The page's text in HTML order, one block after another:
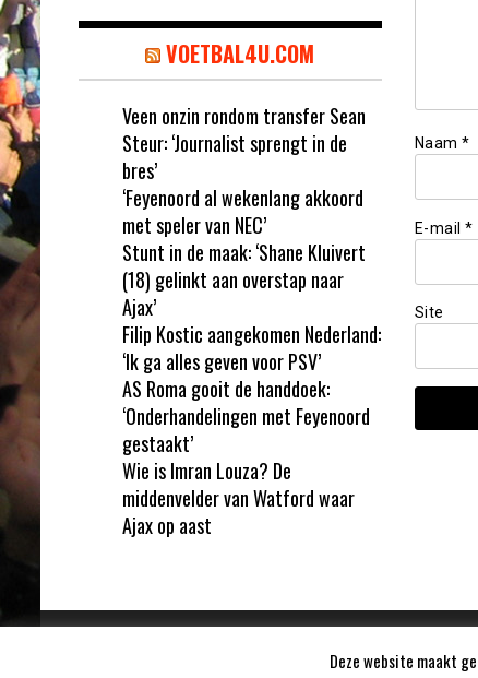
Naam *
E-mail *
Site
VOETBAL4U.COM
Veen onzin rondom transfer Sean
Steur: ‘Journalist sprengt in de
bres’
‘Feyenoord al wekenlang akkoord
met speler van NEC’
Stunt in de maak: ‘Shane Kluivert
(18) gelinkt aan overstap naar
Ajax’
Filip Kostic aangekomen Nederland:
‘Ik ga alles geven voor PSV’
AS Roma gooit de handdoek:
‘Onderhandelingen met Feyenoord
gestaakt’
Wie is Imran Louza? De
middenvelder van Watford waar
Ajax op aast
Deze website maakt